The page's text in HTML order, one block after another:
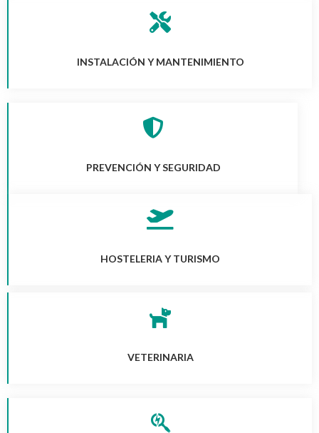
INSTALACIÓN Y MANTENIMIENTO
PREVENCIÓN Y SEGURIDAD
HOSTELERIA Y TURISMO
VETERINARIA